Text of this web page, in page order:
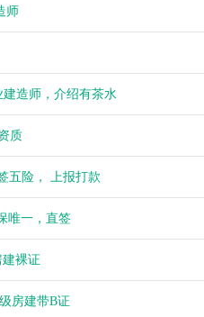
师
造师，介绍有茶水
质
五险， 上报打款
唯一，直签
裸证
房建带B证